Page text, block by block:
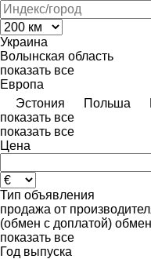
Украина
Волынская область
показать все
Европа
Эстония
Польша
показать все
показать все
Цена
Тип объявления
продажа от
(обмен с доплатой) обмен
показать все
Год выпуска